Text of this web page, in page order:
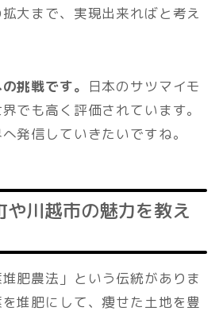
大まで、実現出来ればと考え
挑戦です。 日本のサツマイモ
でも高く評価されています。
発信していきたいですね。
や川越市の魅力を教え
肥農法」という伝統がありま
堆肥にして、痩せた土地を豊